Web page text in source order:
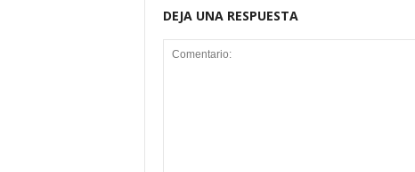
DEJA UNA RESPUESTA